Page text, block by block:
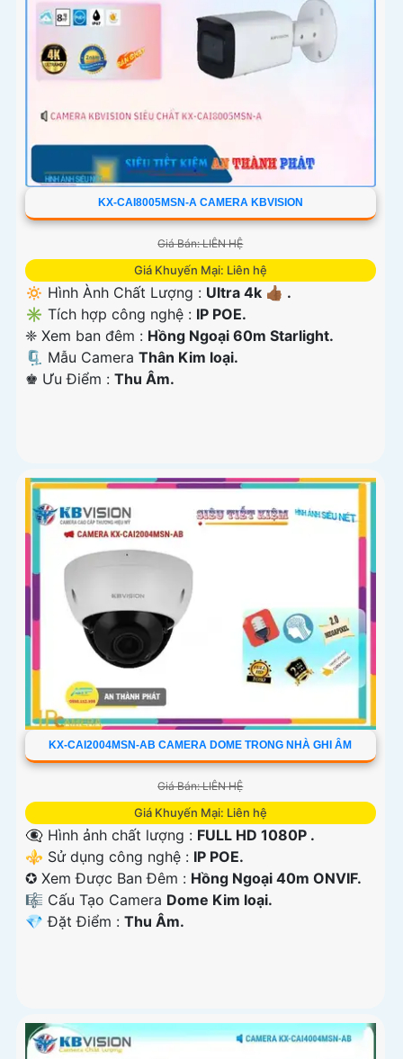
KX-CAI8005MSN-A CAMERA KBVISION
Giá Bán: LIÊN HỆ
Giá Khuyến Mại: Liên hệ
🔅 Hình Ành Chất Lượng : Ultra 4k 👍🏾 .
✳️ Tích hợp công nghệ : IP POE.
❈ Xem ban đêm : Hồng Ngoại 60m Starlight.
🗜️ Mẫu Camera Thân Kim loại.
️♚ Ưu Điểm : Thu Âm.
KX-CAI2004MSN-AB CAMERA DOME TRONG NHÀ GHI ÂM
Giá Bán: LIÊN HỆ
Giá Khuyến Mại: Liên hệ
👁️‍🗨 Hình ảnh chất lượng : FULL HD 1080P .
⚜️ Sử dụng công nghệ : IP POE.
✪ Xem Được Ban Đêm : Hồng Ngoại 40m ONVIF.
🎼️ Cấu Tạo Camera Dome Kim loại.
️💎 Đặt Điểm : Thu Âm.